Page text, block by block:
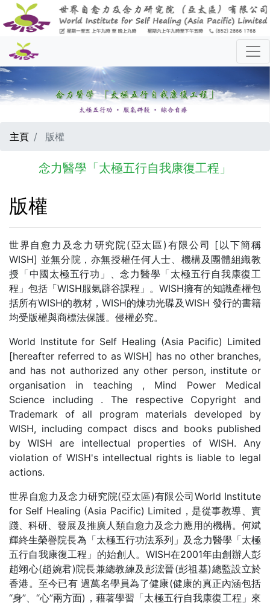
主頁 版權
念力醫學「太極五行自我康復工程」
版權
世界自愈力及念力研究院(亞太區)有限公司 [以下簡稱
WISH] 並無分院，亦無授權任何人士、機構及團體組織教
授「中國太極五行功」、念力醫學「太極五行自我康復工
程」包括「WISH服氣辟谷課程」。WISH擁有的知識產權包
括所有WISH的教材，WISH的煉功光碟及WISH 發行的書籍
均受版權與商標法保護。侵權必究。
World Institute for Self Healing (Asia Pacific) Limited
[hereafter referred to as WISH] has no other branches,
and has not authorized any other person, institute or
organisation in teaching , Mind Power Medical
Science including . The respective Copyright and
Trademark of all program materials developed by
WISH, including compact discs and books published
by WISH are intellectual properties of WISH. Any
violation of WISH's intellectual rights is liable to legal
actions.
世界自愈力及念力研究院(亞太區)有限公司World Institute
for Self Healing (Asia Pacific) Limited，是從事教導、實
踐、科研、發展及推廣人類自愈力及念力應用的機構。何斌
輝終生榮譽院長為「太極五行功法系列」及念力醫學「太極
五行自我康復工程」的始創人。WISH在2001年由創辦人彭
趙翊心(趙婉君)院長兼總教練及彭浤晉(彭祖基)總監設立於
香港。至今已有 過萬名學員為了健康(健康的真正內涵包括
“身”、“心”兩方面)，藉著學習「太極五行自我康復工程」來